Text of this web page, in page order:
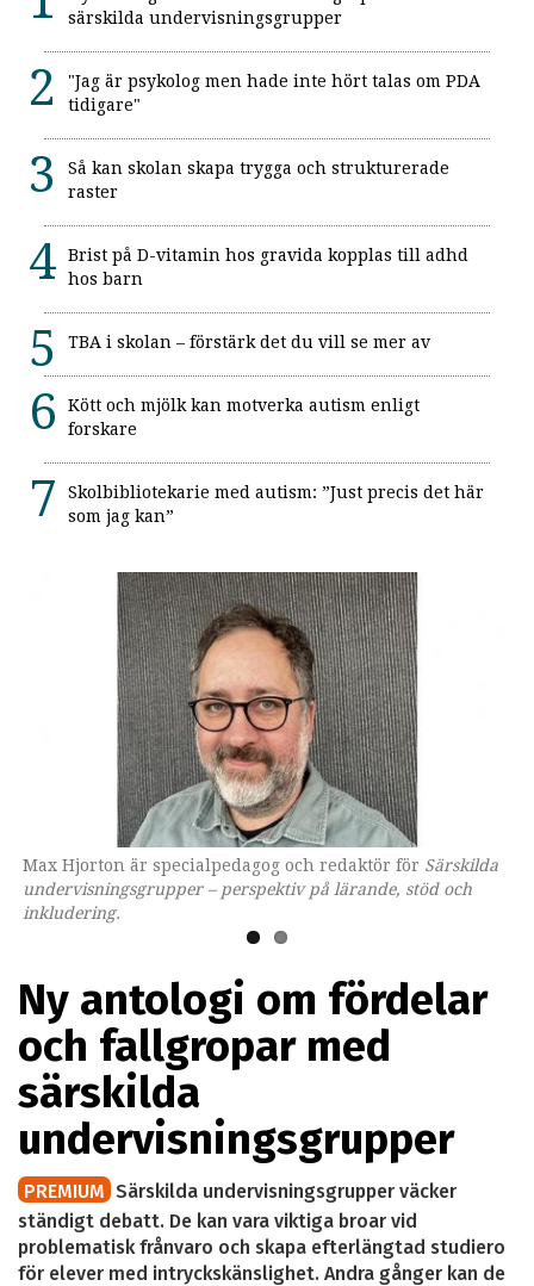
särskilda undervisningsgrupper
"Jag är psykolog men hade inte hört talas om PDA
tidigare"
Så kan skolan skapa trygga och strukturerade
raster
Brist på D-vitamin hos gravida kopplas till adhd
hos barn
TBA i skolan – förstärk det du vill se mer av
Kött och mjölk kan motverka autism enligt
forskare
Skolbibliotekarie med autism: ”Just precis det här
som jag kan”
Max Hjorton är specialpedagog och redaktör för Särskilda
undervisningsgrupper – perspektiv på lärande, stöd och
inkludering.
Omslaget till boken som ges ut av Lärarförlaget.
Ny antologi om fördelar
och fallgropar med
särskilda
undervisningsgrupper
PREMIUM Särskilda undervisningsgrupper väcker
ständigt debatt. De kan vara viktiga broar vid
problematisk frånvaro och skapa efterlängtad studiero
för elever med intryckskänslighet. Andra gånger kan de